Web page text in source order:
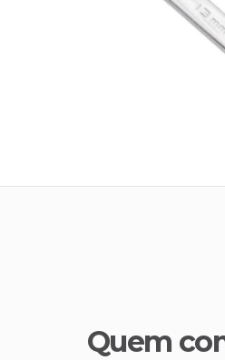
Quem